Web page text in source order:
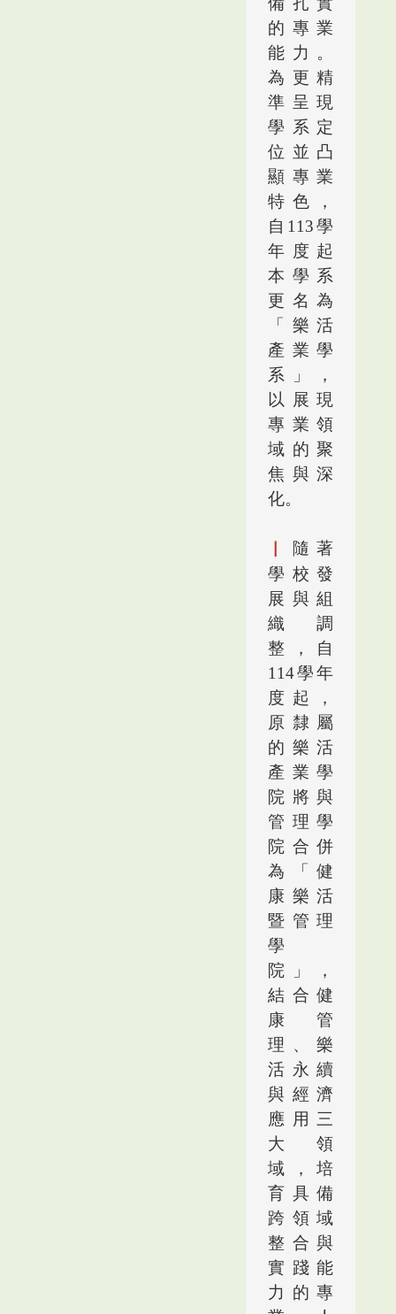
的專業
能力。
為更精
準呈現
學系定
位並凸
顯專業
特色，
自 113學
年度起
本學系
更名為
「樂活
產業學
系」
，
以展現
專業領
域的聚
焦與深
化。
▏
隨著
學校發
展與組
織調
整，自
114學年
度起
，
原隸屬
的樂活
產業學
院將與
管理學
院合併
為「健
康樂活
暨管理
學
院」，
結合健
康管
理、樂
活永續
與經濟
應用三
大領
域，培
育具備
跨領域
整合與
實踐能
力的專